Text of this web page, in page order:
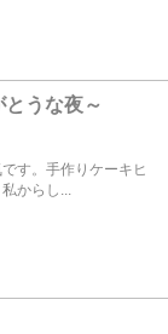
うな夜～
す。手作りケーキヒ
からし...